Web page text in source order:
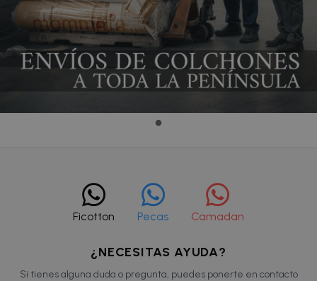
Ficotton Pecas Camadan
¿NECESITAS AYUDA?
Si tienes alguna duda o pregunta, puedes ponerte en contacto